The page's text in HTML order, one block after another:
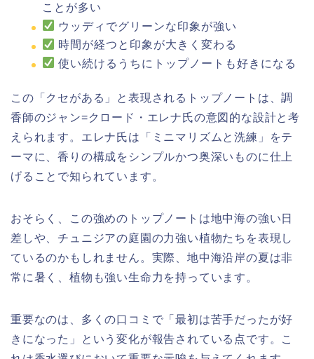
ことが多い
ウッディでグリーンな印象が強い
時間が経つと印象が大きく変わる
使い続けるうちにトップノートも好きになる
この「クセがある」と表現されるトップノートは、調
香師のジャン=クロード・エレナ氏の意図的な設計と考
えられます。エレナ氏は「ミニマリズムと洗練」をテ
ーマに、香りの構成をシンプルかつ奥深いものに仕上
げることで知られています。
おそらく、この強めのトップノートは地中海の強い日
差しや、チュニジアの庭園の力強い植物たちを表現し
ているのかもしれません。実際、地中海沿岸の夏は非
常に暑く、植物も強い生命力を持っています。
重要なのは、多くの口コミで「最初は苦手だったが好
きになった」という変化が報告されている点です。こ